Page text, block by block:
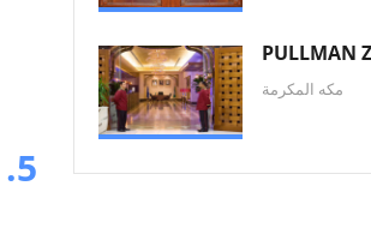
5.
PULLMAN
مكه المكرمة